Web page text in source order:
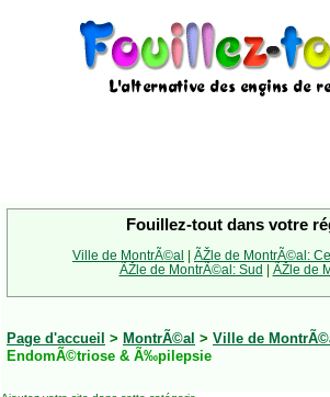
Fouillez-tout dans votre
Ville de MontrÃ©al | ÃŽle de MontrÃ©al:
ÃŽle de MontrÃ©al: Sud | ÃŽle de
Page d'accueil > MontrÃ©al > Ville de
EndomÃ©triose & Ã‰pilepsie